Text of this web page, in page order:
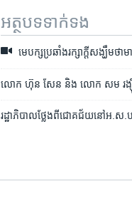
អត្ថបទ​ទាក់ទង
មេ​បក្ស​ប្រឆាំង​រក្សា​ក្តី​សង្ឃឹម​ថា​
លោក ហ៊ុន សែន និង លោក ​សម រង្ស៊ី​ អ
រដ្ឋាភិបាល​ថ្លែង​ពី​ជោគជ័យ​នៅ​អ.ស.ប